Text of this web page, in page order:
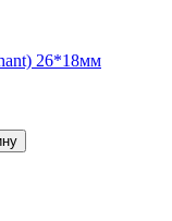
26*18мм